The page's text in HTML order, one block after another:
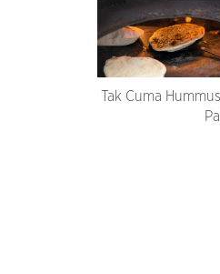
Tak Cuma